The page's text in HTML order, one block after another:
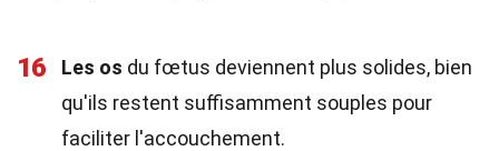
16 Les os du fœtus deviennent plus solides, bien
qu'ils restent suffisamment souples pour
faciliter l'accouchement.